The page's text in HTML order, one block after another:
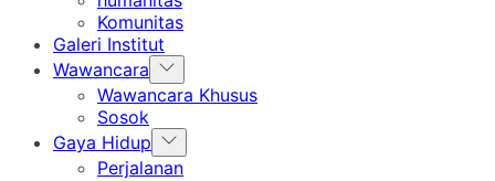
Komunitas
Galeri Institut
Wawancara Show
sub
Wawancara Khusus
Sosok
Gaya Hidup Show
sub
Perjalanan